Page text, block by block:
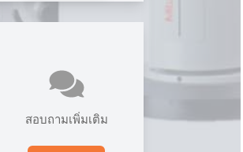
สอบถามเพิ่มเติม